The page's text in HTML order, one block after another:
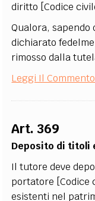
diritto [Codice
Qualora, sapendo
dichiarato
rimosso dalla
Leggi Il
Art. 369
Deposito di titoli
Il tutore deve
portatore [Codice
esistenti nel